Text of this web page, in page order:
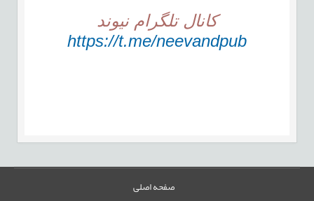
کانال تلگرام نیوند
https://t.me/neevandpub
صفحه اصلی